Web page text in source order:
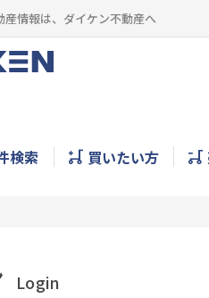
情報は、ダイケン不動産へ
検索 買いたい方
Login